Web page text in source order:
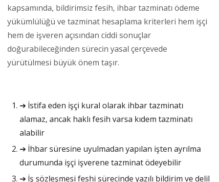
kapsamında, bildirimsiz fesih, ihbar tazminatı ödeme
yükümlülüğü ve tazminat hesaplama kriterleri hem işçi
hem de işveren açısından ciddi sonuçlar
doğurabileceğinden sürecin yasal çerçevede
yürütülmesi büyük önem taşır.
➔ İstifa eden işçi kural olarak ihbar tazminatı
alamaz, ancak haklı fesih varsa kıdem tazminatı
alabilir
➔ İhbar süresine uyulmadan yapılan işten ayrılma
durumunda işçi işverene tazminat ödeyebilir
➔ İş sözleşmesi feshi sürecinde yazılı bildirim ve delil